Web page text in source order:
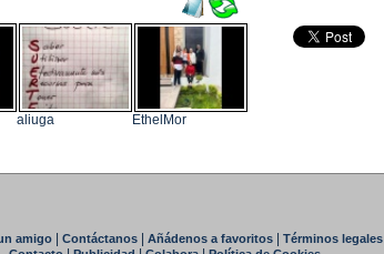
aliuga EthelMor
amigo| Contáctanos| Añádenos a favoritos|
Términos legales